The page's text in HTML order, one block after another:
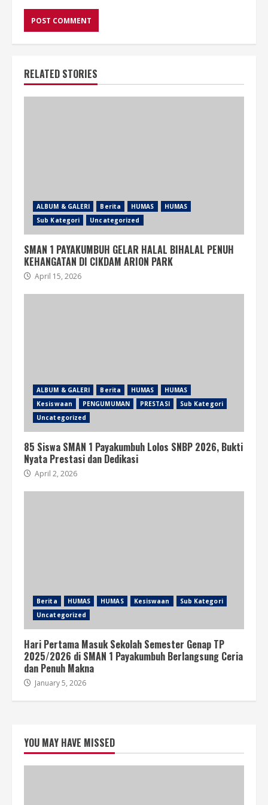
RELATED STORIES
ALBUM & GALERI Berita HUMAS
HUMAS
Sub Kategori
Uncategorized
SMAN 1 PAYAKUMBUH GELAR HALAL BIHALAL PENUH
KEHANGATAN DI CIKDAM ARION PARK
April 15, 2026
ALBUM & GALERI Berita HUMAS
HUMAS
Kesiswaan
PENGUMUMAN PRESTASI
Sub Kategori
Uncategorized
85 Siswa SMAN 1 Payakumbuh Lolos SNBP 2026, Bukti
Nyata Prestasi dan Dedikasi
April 2, 2026
Berita HUMAS HUMAS Kesiswaan
Sub Kategori
Uncategorized
Hari Pertama Masuk Sekolah Semester Genap TP
2025/2026 di SMAN 1 Payakumbuh Berlangsung Ceria
dan Penuh Makna
January 5, 2026
YOU MAY HAVE MISSED